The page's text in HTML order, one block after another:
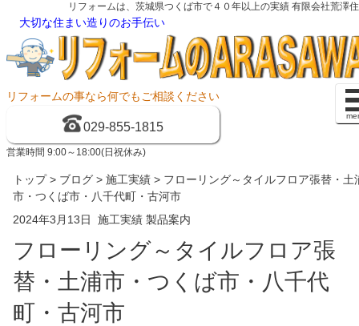
リフォームは、茨城県つくば市で４０年以上の実績 有限会社荒澤
大切な住まい造りのお手伝い
リフォームの事なら何でもご相談ください
029-855-1815
営業時間 9:00～18:00(日祝休み)
トップ> ブログ > 施工実績 > フローリング～タイルフロア張替・土
市・つくば市・八千代町・古河市
2024年3月13日 施工実績 製品案内
フローリング～タイルフロア張
替・土浦市・つくば市・八千代
町・古河市